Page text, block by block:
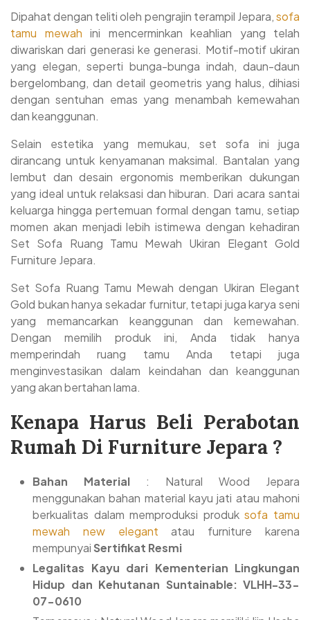
Kami buatkan invoice sebagai bukti pemesanan dan
Pelunasan 25-30% bisa Anda bayarkan saat produk
furniture Sofa Tamu Mewah NWJ-42 yang Anda pesan
sudah selesai siap kirim dan sampai di lokasi.
Dipahat dengan teliti oleh pengrajin terampil Jepara,sofa
tamu mewah ini mencerminkan keahlian yang telah
diwariskan dari generasi ke generasi. Motif-motif ukiran
yang elegan, seperti bunga-bunga indah, daun-daun
bergelombang, dan detail geometris yang halus, dihiasi
dengan sentuhan emas yang menambah kemewahan
dan keanggunan.
Selain estetika yang memukau, set sofa ini juga
dirancang untuk kenyamanan maksimal. Bantalan yang
lembut dan desain ergonomis memberikan dukungan
yang ideal untuk relaksasi dan hiburan. Dari acara santai
keluarga hingga pertemuan formal dengan tamu, setiap
momen akan menjadi lebih istimewa dengan kehadiran
Set Sofa Ruang Tamu Mewah Ukiran Elegant Gold
Furniture Jepara.
Set Sofa Ruang Tamu Mewah dengan Ukiran Elegant
Gold bukan hanya sekadar furnitur, tetapi juga karya seni
yang memancarkan keanggunan dan kemewahan.
Dengan memilih produk ini, Anda tidak hanya
memperindah ruang tamu Anda tetapi juga
menginvestasikan dalam keindahan dan keanggunan
yang akan bertahan lama.
Kenapa Harus Beli Perabotan
Rumah Di Furniture Jepara ?
Bahan Material : Natural Wood Jepara
menggunakan bahan material kayu jati atau mahoni
berkualitas dalam memproduksi produksofa tamu
mewah new elegant atau furniture karena
mempunyai Sertifikat Resmi
Legalitas Kayu dari Kementerian Lingkungan
Hidup dan Kehutanan Suntainable: VLHH-33-
07-0610